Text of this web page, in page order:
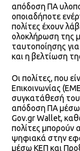
απόδοση ΠΑ
οποιαδήποτε
πολίτες έχουν
ολοκλήρωση της
ταυτοποίησης
και η βελτίωση
Οι πολίτες, που
Επικοινωνίας
συγκατάθεσή
απόδοση ΠΑ μέσω
Gov.gr Wallet,
πολίτες μπορούν
ψηφιακά στην
μέσω ΚΕΠ και